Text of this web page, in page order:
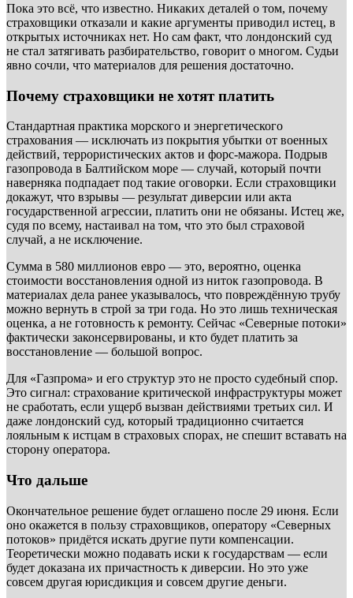
Пока это всё, что известно. Никаких деталей о том, почему
страховщики отказали и какие аргументы приводил истец, в
открытых источниках нет. Но сам факт, что лондонский суд
не стал затягивать разбирательство, говорит о многом. Судьи
явно сочли, что материалов для решения достаточно.
Почему страховщики не хотят платить
Стандартная практика морского и энергетического
страхования — исключать из покрытия убытки от военных
действий, террористических актов и форс-мажора. Подрыв
газопровода в Балтийском море — случай, который почти
наверняка подпадает под такие оговорки. Если страховщики
докажут, что взрывы — результат диверсии или акта
государственной агрессии, платить они не обязаны. Истец же,
судя по всему, настаивал на том, что это был страховой
случай, а не исключение.
Сумма в 580 миллионов евро — это, вероятно, оценка
стоимости восстановления одной из ниток газопровода. В
материалах дела ранее указывалось, что повреждённую трубу
можно вернуть в строй за три года. Но это лишь техническая
оценка, а не готовность к ремонту. Сейчас «Северные потоки»
фактически законсервированы, и кто будет платить за
восстановление — большой вопрос.
Для «Газпрома» и его структур это не просто судебный спор.
Это сигнал: страхование критической инфраструктуры может
не сработать, если ущерб вызван действиями третьих сил. И
даже лондонский суд, который традиционно считается
лояльным к истцам в страховых спорах, не спешит вставать на
сторону оператора.
Что дальше
Окончательное решение будет оглашено после 29 июня. Если
оно окажется в пользу страховщиков, оператору «Северных
потоков» придётся искать другие пути компенсации.
Теоретически можно подавать иски к государствам — если
будет доказана их причастность к диверсии. Но это уже
совсем другая юрисдикция и совсем другие деньги.